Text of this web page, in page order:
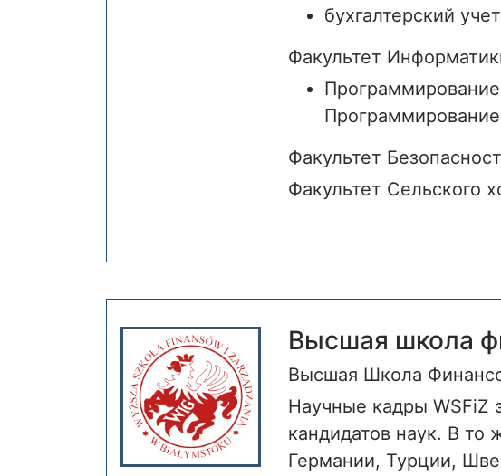
бухгалтерский
Факультет
Факультет
Факультет Cельского
Высшая школа
Высшая Школа
Научные кадры WSFiZ
кандидатов наук. В
Германии, Турции,